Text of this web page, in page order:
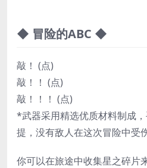
◆ 冒险的ABC ◆
敲！ (点)
敲！！ (点)
敲！！！ (点)
*武器采用精选优质材料制成
提，没有敌人在这次冒险中受
你可以在旅途中收集星之碎片